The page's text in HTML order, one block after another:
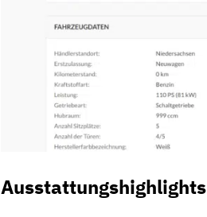
Ausstattungshighlights